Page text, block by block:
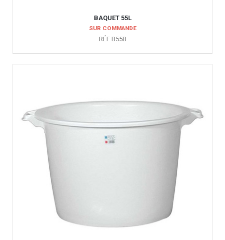
BAQUET 55L
SUR COMMANDE
RÉF B55B